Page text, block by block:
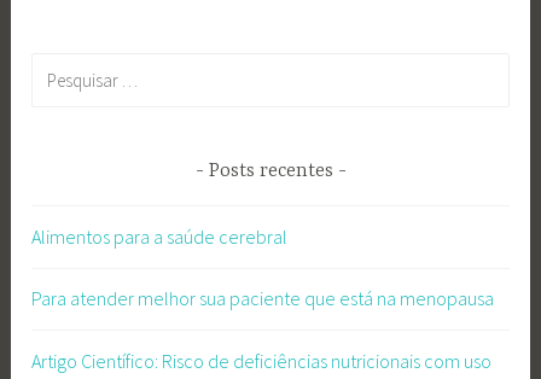
Posts recentes
Alimentos para a saúde cerebral
Para atender melhor sua paciente que está na menopausa
Artigo Científico: Risco de deficiências nutricionais com uso